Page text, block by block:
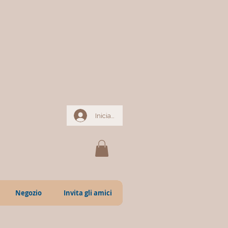
Negozio Invita gli amici
Iniciar sesión